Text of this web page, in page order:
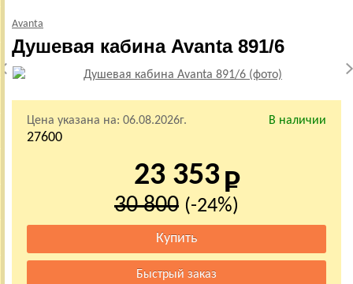
Avanta
Душевая кабина Avanta 891/6
Цена указана на: 06.08.2026г. В наличии
27600
23 353
30 800 (-24%)